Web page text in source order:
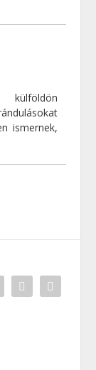
külföldön
ismernek,